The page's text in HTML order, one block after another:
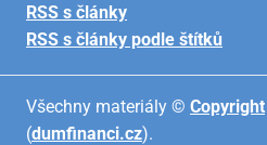
RSS s články
RSS s články podle štítků
Všechny materiály © Copyright
(dumfinanci.cz).